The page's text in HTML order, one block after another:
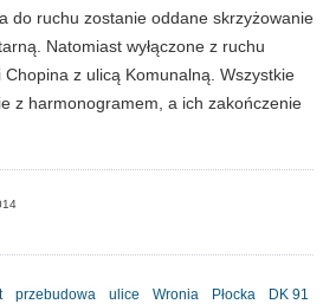
do ruchu zostanie oddane skrzyżowanie
Natomiast wyłączone z ruchu
z ulicą Komunalną. Wszystkie
z harmonogramem, a ich zakończenie
przebudowa ulice Wronia Płocka
DK 91